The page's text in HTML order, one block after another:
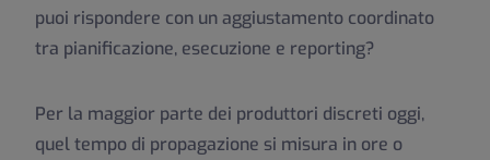
puoi rispondere con un aggiustamento coordinato
tra pianificazione, esecuzione e reporting?
Per la maggior parte dei produttori discreti oggi,
quel tempo di propagazione si misura in ore o